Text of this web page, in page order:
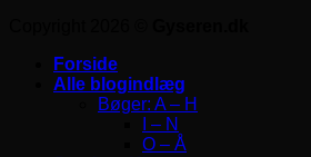
Forside
Alle blogindlæg
Bøger: A – H
I – N
O – Å